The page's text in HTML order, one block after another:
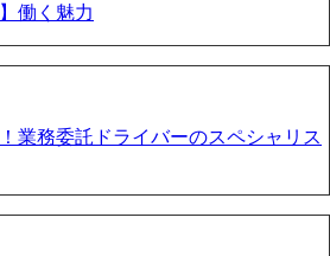
働く魅力
業務委託ドライバーのスペシャリス